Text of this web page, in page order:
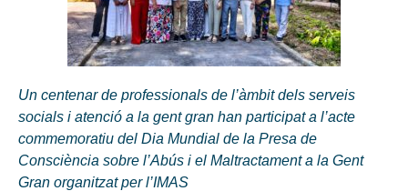
Un centenar de professionals de l’àmbit dels serveis
socials i atenció a la gent gran han participat a l’acte
commemoratiu del Dia Mundial de la Presa de
Consciència sobre l’Abús i el Maltractament a la Gent
Gran organitzat per l’IMAS